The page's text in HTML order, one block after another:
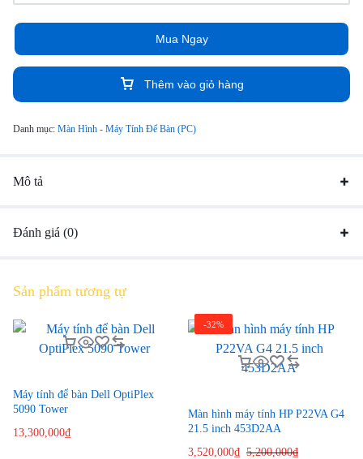
vẫn phát huy hiệu suất ở mức độ tốt
Dell OptiPlex 5090 Tower cho phép bạn kết nối và sử dụng các thiết
bị ngoại vi mà không cần phải gắn thêm bất cứ bộ chuyển đổi nào
Thêm vào giỏ hàng
Mua Ngay
Danh mục: Màn Hình - Máy Tính Để Bàn (PC)
Mô tả
Đánh giá (0)
Sản phẩm tương tự
Máy tính để bàn Dell OptiPlex
5090 Tower
13,300,000₫
-32%
Màn hình máy tính HP P22VA G4
21.5 inch 453D2AA
3,520,000₫ 5,200,000₫